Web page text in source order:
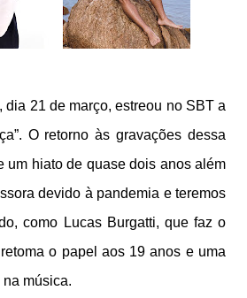
dia 21 de março, estreou no SBT a
O retorno às gravações dessa
um hiato de quase dois anos além
devido à pandemia e teremos
como Lucas Burgatti, que faz o
o papel aos 19 anos e uma
música.